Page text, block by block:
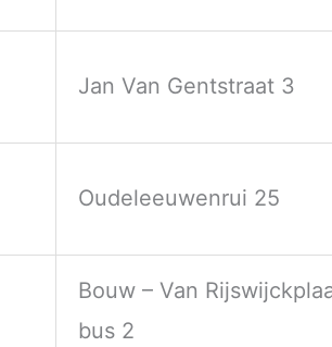
Jan Van Gentstraat 3
Oudeleeuwenrui 25
Bouw – Van
bus 2